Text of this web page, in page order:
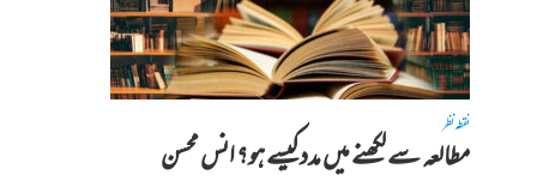
نقطہ نظر
مطالعہ سے لکھنے میں مدد کیسے ہو؟ انس محسن